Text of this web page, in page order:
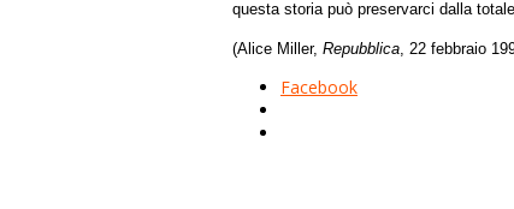
questa storia può preservarci dalla
(Alice Miller, Repubblica, 22 febbraio
Facebook